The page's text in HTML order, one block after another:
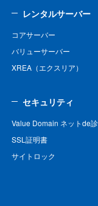
レンタルサーバー
コアサーバー
バリューサーバー
XREA（エクスリア）
セキュリティ
Value Domain ネットde
SSL証明書
サイトロック